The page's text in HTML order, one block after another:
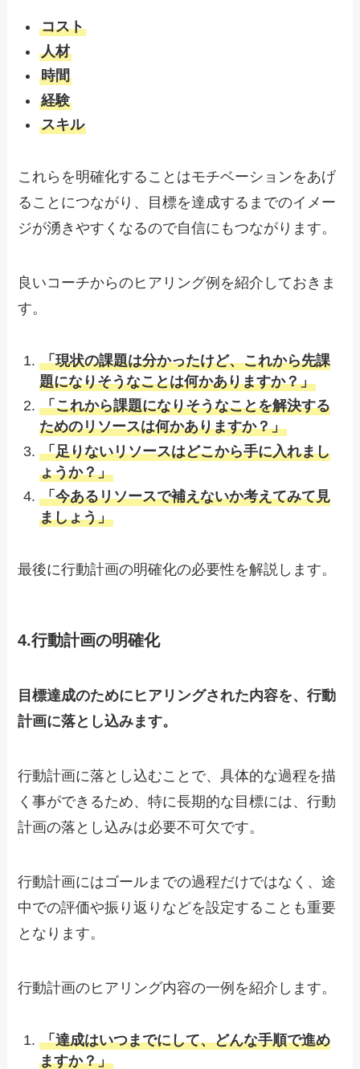
コスト
人材
時間
経験
スキル
これらを明確化することはモチベーションをあげ
ることにつながり、目標を達成するまでのイメー
ジが湧きやすくなるので自信にもつながります。
良いコーチからのヒアリング例を紹介しておきま
す。
「現状の課題は分かったけど、これから先課
題になりそうなことは何かありますか？」
「これから課題になりそうなことを解決する
ためのリソースは何かありますか？」
「足りないリソースはどこから手に入れまし
ょうか？」
「今あるリソースで補えないか考えてみて見
ましょう」
最後に行動計画の明確化の必要性を解説します。
4.行動計画の明確化
目標達成のためにヒアリングされた内容を、行動
計画に落とし込みます。
行動計画に落とし込むことで、具体的な過程を描
く事ができるため、特に長期的な目標には、行動
計画の落とし込みは必要不可欠です。
行動計画にはゴールまでの過程だけではなく、途
中での評価や振り返りなどを設定することも重要
となります。
行動計画のヒアリング内容の一例を紹介します。
「達成はいつまでにして、どんな手順で進め
ますか？」